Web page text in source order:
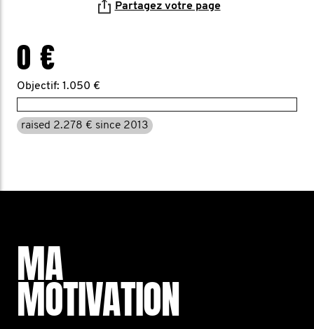
Partagez votre page
0 €
Objectif: 1.050 €
raised 2.278 € since 2013
MA
MOTIVATION